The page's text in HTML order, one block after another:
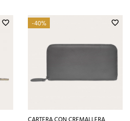
favorite_border favorite_border
-40%